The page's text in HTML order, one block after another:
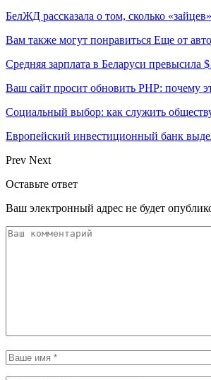
БелЖД рассказала о том, сколько
Вам также могут понравиться Еще от
Средняя зарплата в Беларуси
Ваш сайт просит обновить PHP: почему
Социальный выбор: как служить
Европейский инвестиционный банк
Prev Next
Оставьте ответ
Ваш электронный адрес не будет